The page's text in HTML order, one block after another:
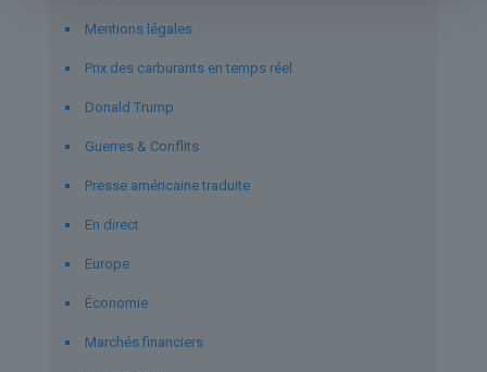
Mentions légales
Prix des carburants en temps réel
Donald Trump
Guerres & Conflits
Presse américaine traduite
En direct
Europe
Économie
Marchés financiers